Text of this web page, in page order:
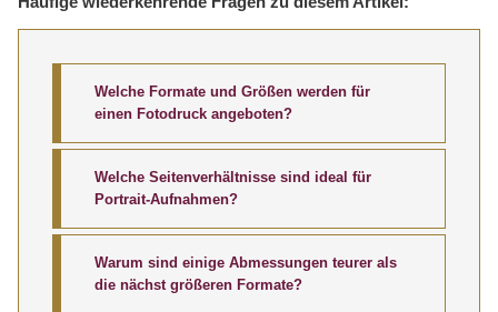
Welche Formate und Größen werden für
einen Fotodruck angeboten?
Das nachfolgende Chart von KREARTIVDRUCK
zeigt eine schnelle Übersicht der gängigsten
Größen.
Diese werden im Hochformat, Quadrat,
Querformat oder verschiedenen Panorama-
Welche Seitenverhältnisse sind ideal für
Portrait-Aufnahmen?
Antwort
Warum sind einige Abmessungen teurer als
die nächst größeren Formate?